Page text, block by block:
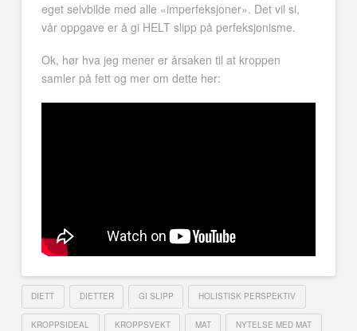
eget selvbilde med alle «imperfeksjoner». Det vil si,
vår oppgave er å gi HELT slipp på perfeksjonisme.
Ok, hør hva jeg mener er årsaken til at kroppen
samler på fett og mer om dette her:
DIETT DIETTER GI SLIPP HOLISTISK PERSPEKTIV
KROPPSIDEAL KROPPSVEKT MAT NYTELSE MED MAT